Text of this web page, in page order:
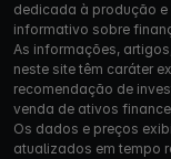
dedicada à produção
informativo sobre
As informações,
neste site têm caráter
recomendação de
venda de ativos
Os dados e preços
atualizados em tempo